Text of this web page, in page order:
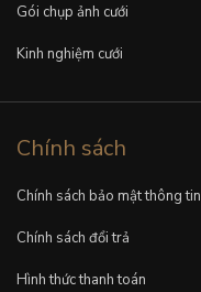
Gói chụp ảnh cưới
Kinh nghiệm cưới
Chính sách
Chính sách bảo mật thông tin
Chính sách đổi trả
Hình thức thanh toán